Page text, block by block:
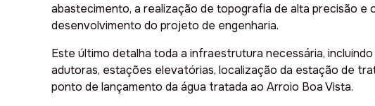
abastecimento, a realização de topografia de alta precisão e
desenvolvimento do projeto de engenharia.
Este último detalha toda a infraestrutura necessária,
adutoras, estações elevatórias, localização da estação de
ponto de lançamento da água tratada ao Arroio Boa Vista.